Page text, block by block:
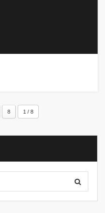
8 1 / 8